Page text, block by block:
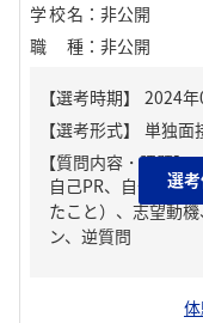
学校名 ： 非公開
職種 ： 非公開
【質問内容・課題】
自己PR、自分の強
たこと）、志望動
ン、逆質問
選